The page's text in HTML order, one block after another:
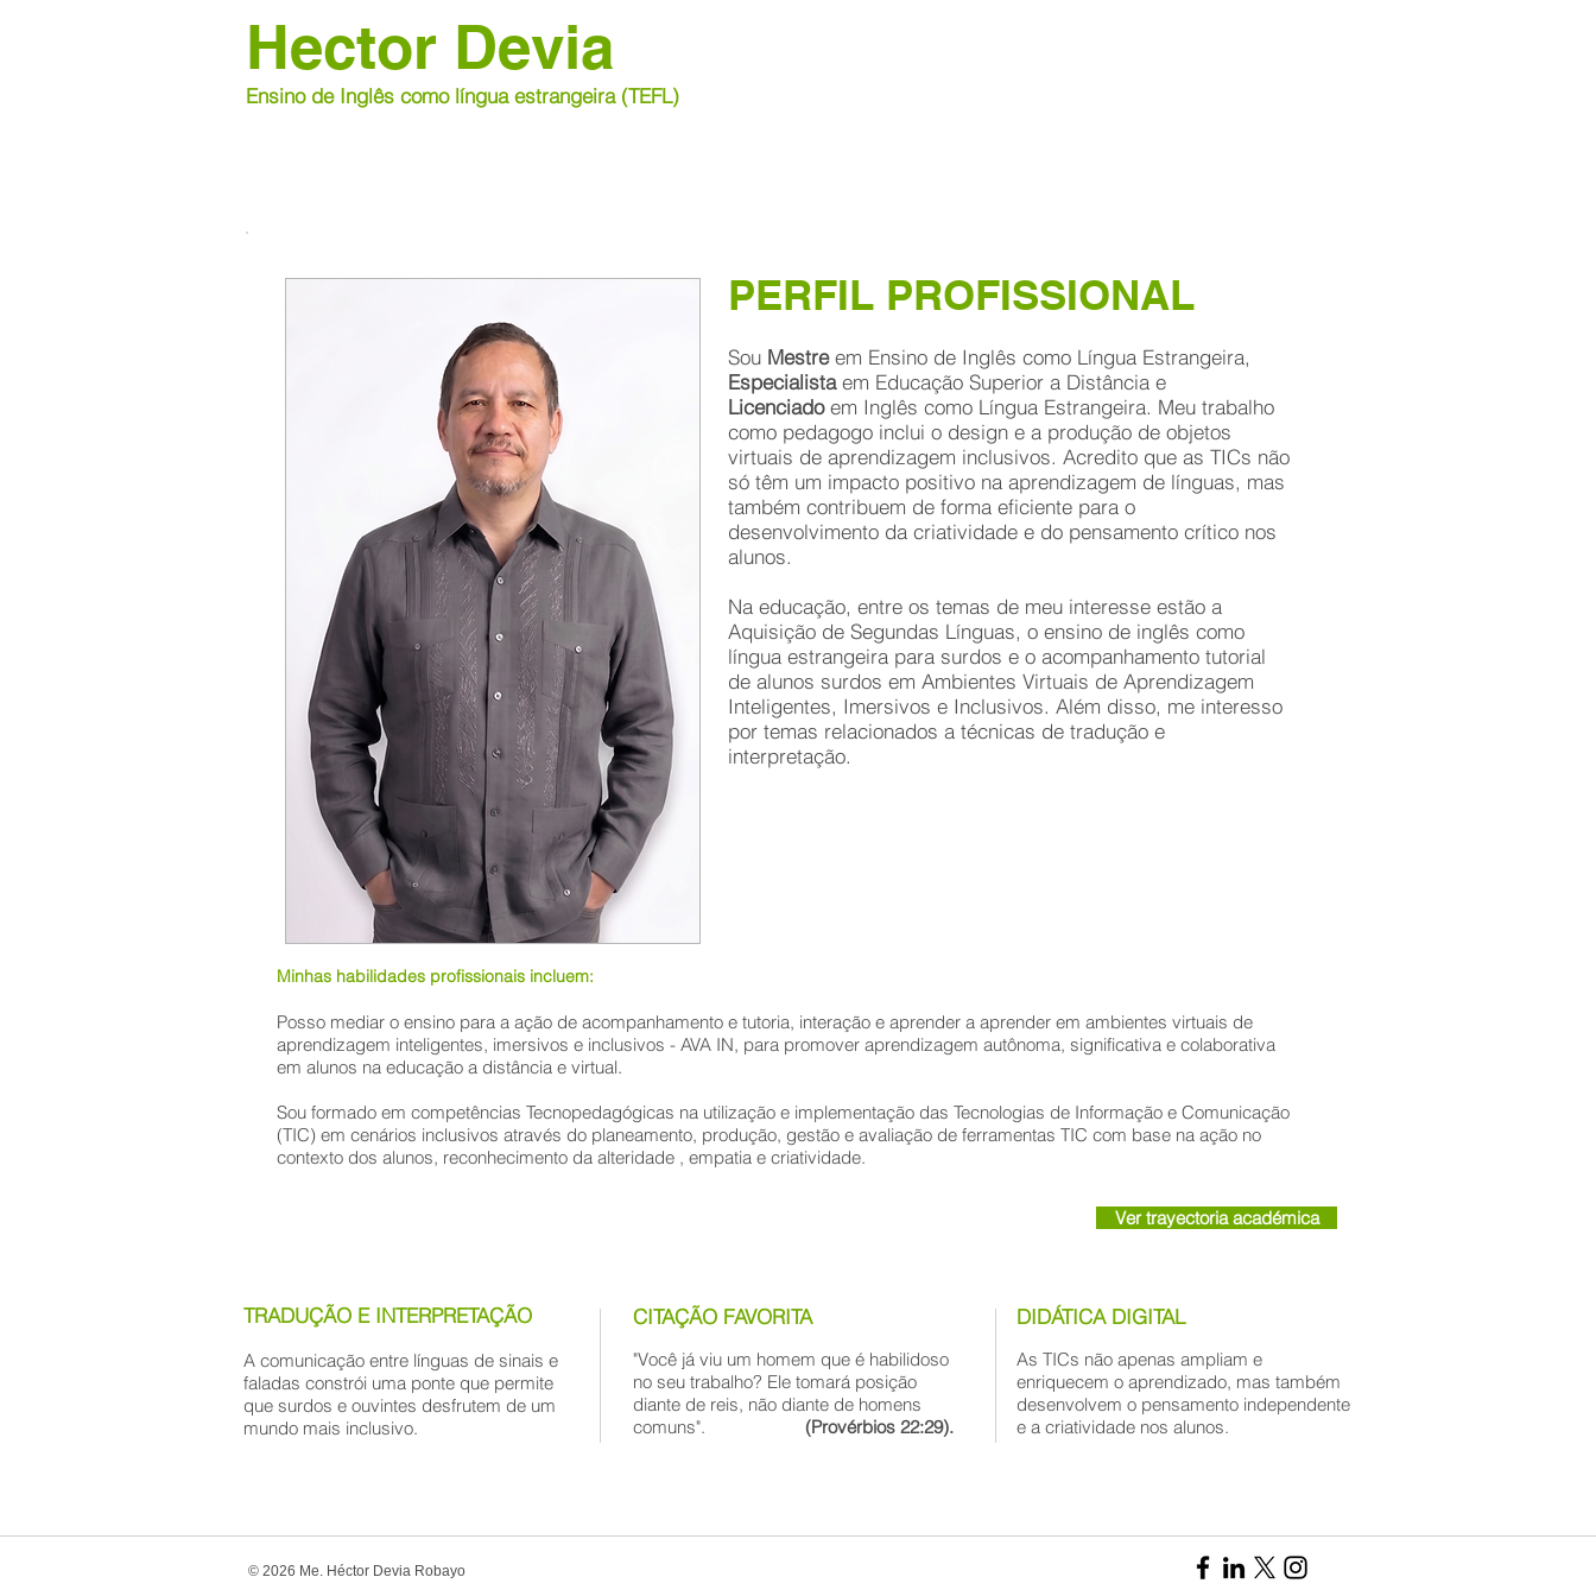
Hector Devia
Ensino de Inglês como língua estrangeira (TEFL)
PERFIL PROFISSIONAL
Sou Mestreem Ensino de Inglês como Língua Estrangeira,
Especialistaem Educação Superior a Distância e
Licenciadoem Inglês como Língua Estrangeira. Meu trabalho
como pedagogo inclui o design e a produção de objetos
virtuais de aprendizagem inclusivos. Acredito que as TICs não
só têm um impacto positivo na aprendizagem de línguas, mas
também contribuem de forma eficiente para o
desenvolvimento da criatividade e do pensamento crítico nos
alunos.
Na educação, entre os temas de meu interesse estão a
Aquisição de Segundas Línguas, o ensino de inglês como
língua estrangeira para surdos e o acompanhamento tutorial
de alunos surdos em Ambientes Virtuais de Aprendizagem
Inteligentes, Imersivos e Inclusivos. Além disso, me interesso
por temas relacionados a técnicas de tradução e
interpretação.
Minhas habilidades profissionais incluem:
Posso mediar o ensino para a ação de acompanhamento e tutoria, interação e aprender a aprender em ambientes virtuais de
aprendizagem inteligentes, imersivos e inclusivos - AVA IN, para promover aprendizagem autônoma, significativa e colaborativa
em alunos na educação a distância e virtual.
Sou formado em competências Tecnopedagógicas na utilização e implementação das Tecnologias de Informação e Comunicação
(TIC) em cenários inclusivos através do planeamento, produção, gestão e avaliação de ferramentas TIC com base na ação no
contexto dos alunos, reconhecimento da alteridade , empatia e criatividade.
Ver trayectoria académica
TRADUÇÃO E INTERPRETAÇÃO
A comunicação entre línguas de sinais e
faladas constrói uma ponte que permite
que surdos e ouvintes desfrutem de um
mundo mais inclusivo.
CITAÇÃO FAVORITA
"Você já viu um homem que é habilidoso
no seu trabalho? Ele tomará posição
diante de reis, não diante de homens
comuns". (Provérbios 22:29).
DIDÁTICA DIGITAL
As TICs não apenas ampliam e
enriquecem o aprendizado, mas também
desenvolvem o pensamento independente
e a criatividade nos alunos.
© 2026 Me. Héctor Devia Robayo